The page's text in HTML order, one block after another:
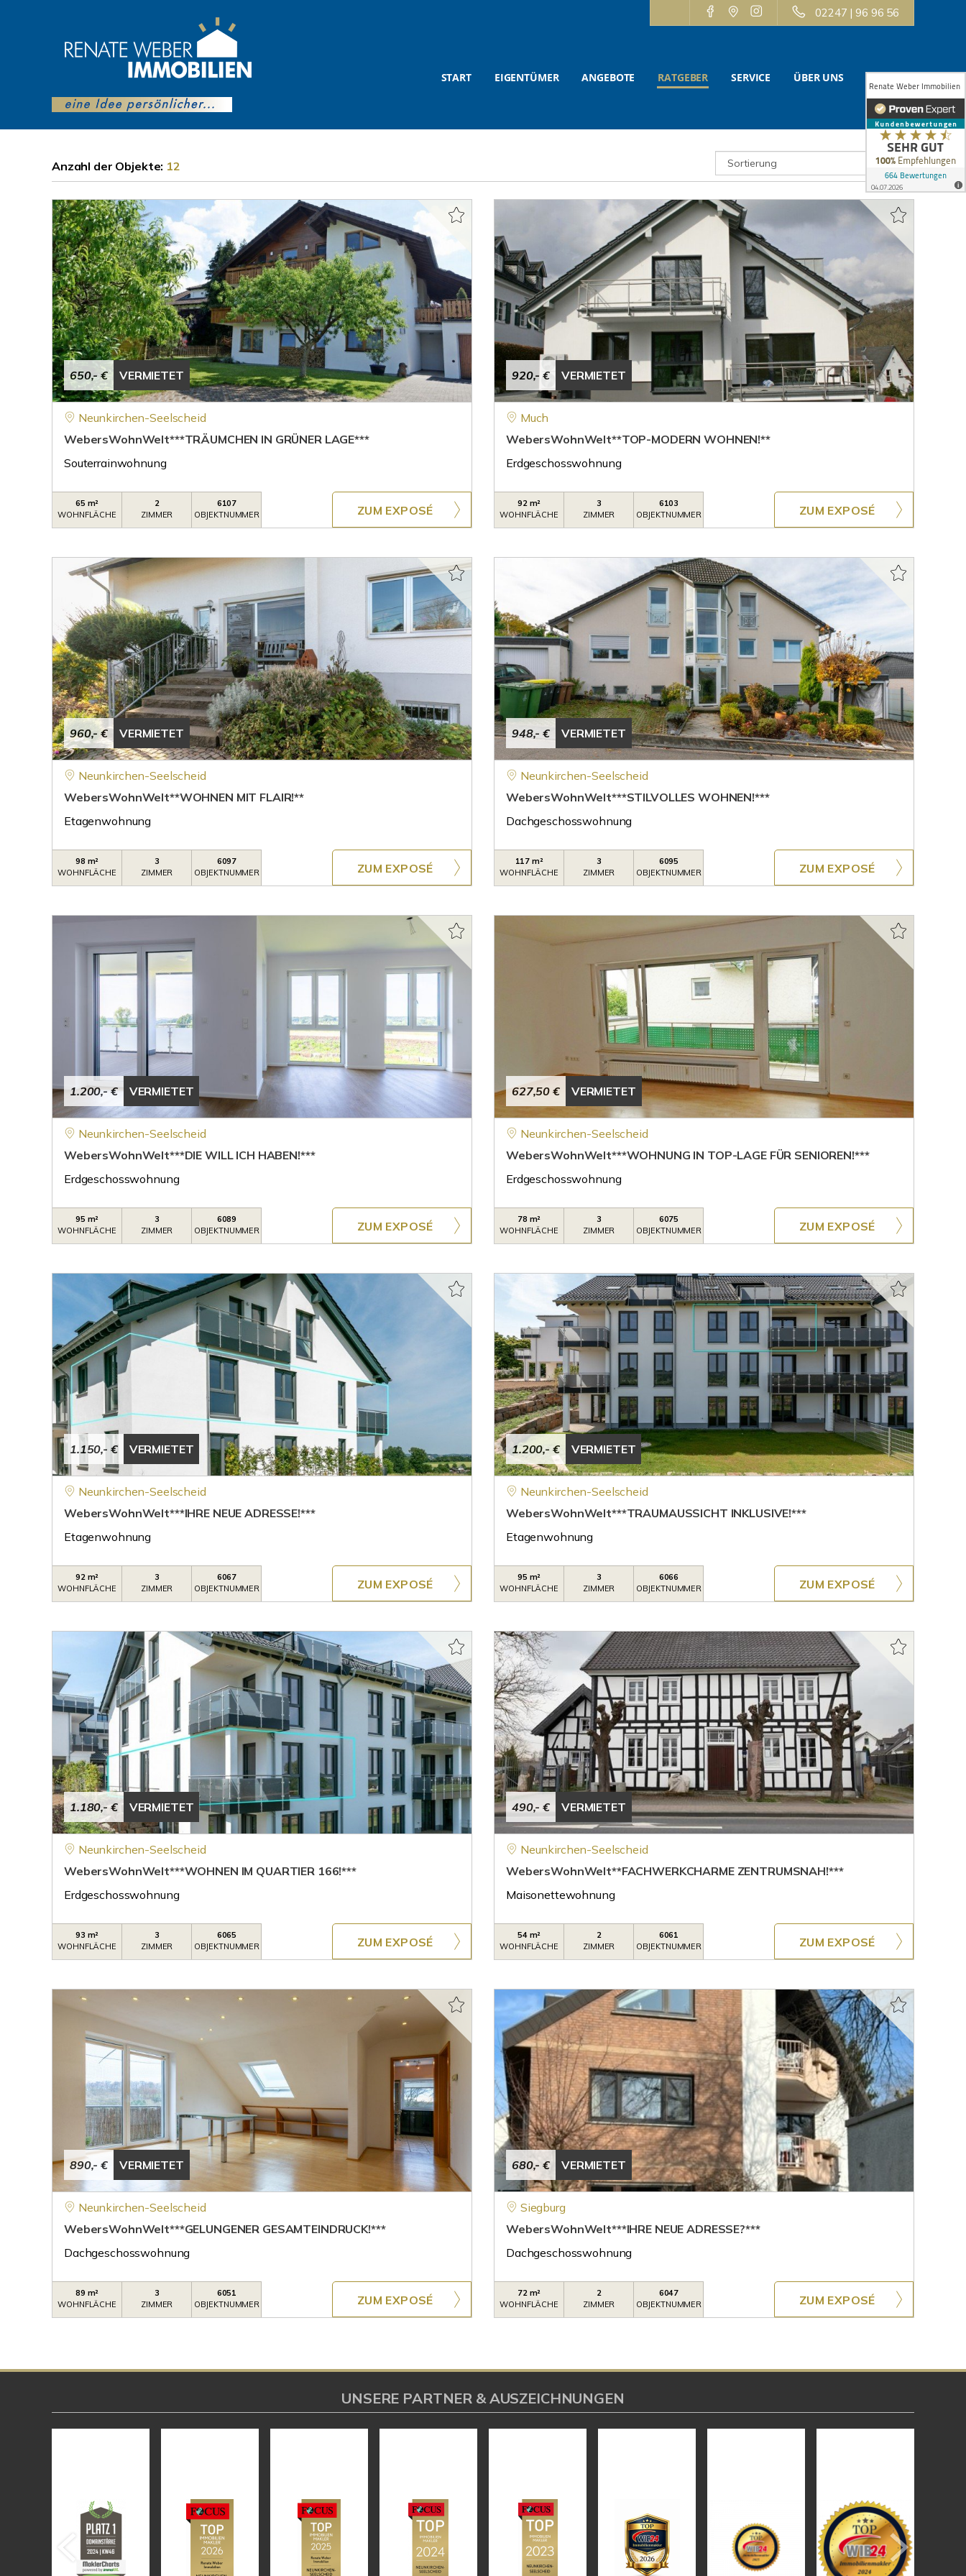
02247 | 96 96 56
START EIGENTÜMER ANGEBOTE RATGEBER SERVICE ÜBER UNS KONTAKT
Anzahl der Objekte: 12
650,- € VERMIETET
Neunkirchen-Seelscheid
WebersWohnWelt***TRÄUMCHEN IN GRÜNER LAGE***
Souterrainwohnung
65 m²
WOHNFLÄCHE
2
ZIMMER
6107
OBJEKTNUMMER
ZUM EXPOSÉ
920,- € VERMIETET
Much
WebersWohnWelt**TOP-MODERN WOHNEN!**
Erdgeschosswohnung
92 m²
WOHNFLÄCHE
3
ZIMMER
6103
OBJEKTNUMMER
ZUM EXPOSÉ
960,- € VERMIETET
Neunkirchen-Seelscheid
WebersWohnWelt**WOHNEN MIT FLAIR!**
Etagenwohnung
98 m²
WOHNFLÄCHE
3
ZIMMER
6097
OBJEKTNUMMER
ZUM EXPOSÉ
948,- € VERMIETET
Neunkirchen-Seelscheid
WebersWohnWelt***STILVOLLES WOHNEN!***
Dachgeschosswohnung
117 m²
WOHNFLÄCHE
3
ZIMMER
6095
OBJEKTNUMMER
ZUM EXPOSÉ
1.200,- € VERMIETET
Neunkirchen-Seelscheid
WebersWohnWelt***DIE WILL ICH HABEN!***
Erdgeschosswohnung
95 m²
WOHNFLÄCHE
3
ZIMMER
6089
OBJEKTNUMMER
ZUM EXPOSÉ
627,50 € VERMIETET
Neunkirchen-Seelscheid
WebersWohnWelt***WOHNUNG IN TOP-LAGE FÜR SENIOREN!***
Erdgeschosswohnung
78 m²
WOHNFLÄCHE
3
ZIMMER
6075
OBJEKTNUMMER
ZUM EXPOSÉ
1.150,- € VERMIETET
Neunkirchen-Seelscheid
WebersWohnWelt***IHRE NEUE ADRESSE!***
Etagenwohnung
92 m²
WOHNFLÄCHE
3
ZIMMER
6067
OBJEKTNUMMER
ZUM EXPOSÉ
1.200,- € VERMIETET
Neunkirchen-Seelscheid
WebersWohnWelt***TRAUMAUSSICHT INKLUSIVE!***
Etagenwohnung
95 m²
WOHNFLÄCHE
3
ZIMMER
6066
OBJEKTNUMMER
ZUM EXPOSÉ
1.180,- € VERMIETET
Neunkirchen-Seelscheid
WebersWohnWelt***WOHNEN IM QUARTIER 166!***
Erdgeschosswohnung
93 m²
WOHNFLÄCHE
3
ZIMMER
6065
OBJEKTNUMMER
ZUM EXPOSÉ
490,- € VERMIETET
Neunkirchen-Seelscheid
WebersWohnWelt**FACHWERKCHARME ZENTRUMSNAH!***
Maisonettewohnung
54 m²
WOHNFLÄCHE
2
ZIMMER
6061
OBJEKTNUMMER
ZUM EXPOSÉ
890,- € VERMIETET
Neunkirchen-Seelscheid
WebersWohnWelt***GELUNGENER GESAMTEINDRUCK!***
Dachgeschosswohnung
89 m²
WOHNFLÄCHE
3
ZIMMER
6051
OBJEKTNUMMER
ZUM EXPOSÉ
680,- € VERMIETET
Siegburg
WebersWohnWelt***IHRE NEUE ADRESSE?***
Dachgeschosswohnung
72 m²
WOHNFLÄCHE
2
ZIMMER
6047
OBJEKTNUMMER
ZUM EXPOSÉ
UNSERE PARTNER & AUSZEICHNUNGEN